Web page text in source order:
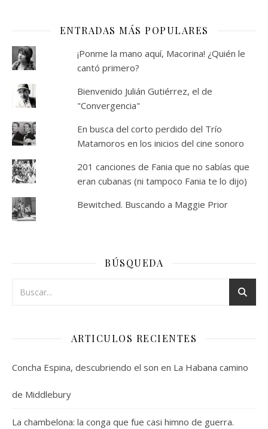
ENTRADAS MÁS POPULARES
¡Ponme la mano aquí, Macorina! ¿Quién le
cantó primero?
Bienvenido Julián Gutiérrez, el de
"Convergencia"
En busca del corto perdido del Trío
Matamoros en los inicios del cine sonoro
201 canciones de Fania que no sabías que
eran cubanas (ni tampoco Fania te lo dijo)
Bewitched. Buscando a Maggie Prior
BÚSQUEDA
ARTICULOS RECIENTES
Concha Espina, descubriendo el son en La Habana camino
de Middlebury
La chambelona: la conga que fue casi himno de guerra.